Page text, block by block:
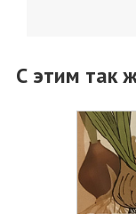
С этим так